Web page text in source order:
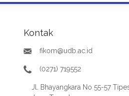
Kontak
fikom@udb.ac.id
(0271) 719552
Jl. Bhayangkara No 55-57